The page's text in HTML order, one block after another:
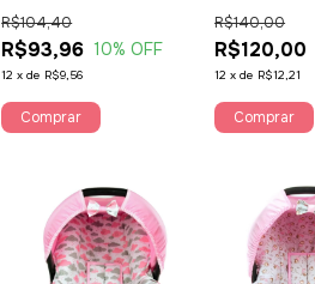
R$93,96
R$104,40
10% OFF
12 xde R$9,56
Comprar
R$120,00
R$140,00
12 xde R$12,21
Comprar